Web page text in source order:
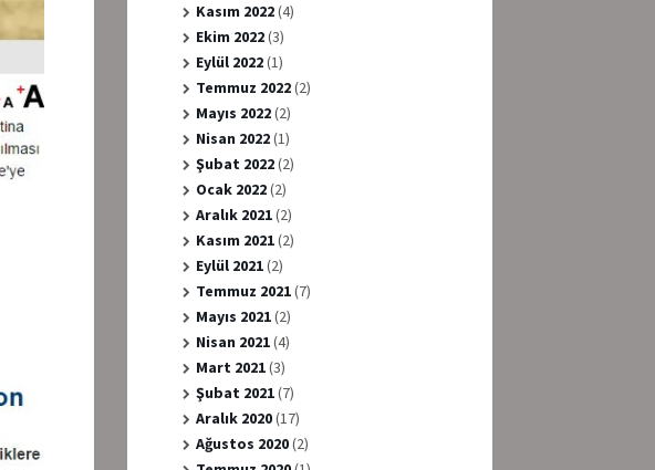
Kasım 2022(4)
Ekim 2022(3)
Eylül 2022(1)
Temmuz 2022(2)
Mayıs 2022(2)
Nisan 2022(1)
Şubat 2022(2)
Ocak 2022(2)
Aralık 2021(2)
Kasım 2021(2)
Eylül 2021(2)
Temmuz 2021(7)
Mayıs 2021(2)
Nisan 2021(4)
Mart 2021(3)
Şubat 2021(7)
Aralık 2020(17)
Ağustos 2020(2)